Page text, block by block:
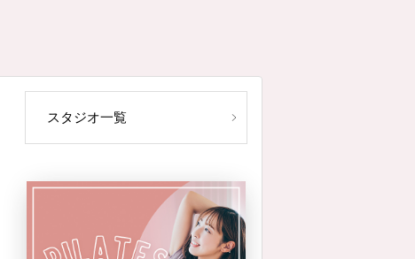
スタジオ一覧